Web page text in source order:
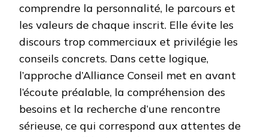
comprendre la personnalité, le parcours et
les valeurs de chaque inscrit. Elle évite les
discours trop commerciaux et privilégie les
conseils concrets. Dans cette logique,
l’approche d’Alliance Conseil met en avant
l’écoute préalable, la compréhension des
besoins et la recherche d’une rencontre
sérieuse, ce qui correspond aux attentes de